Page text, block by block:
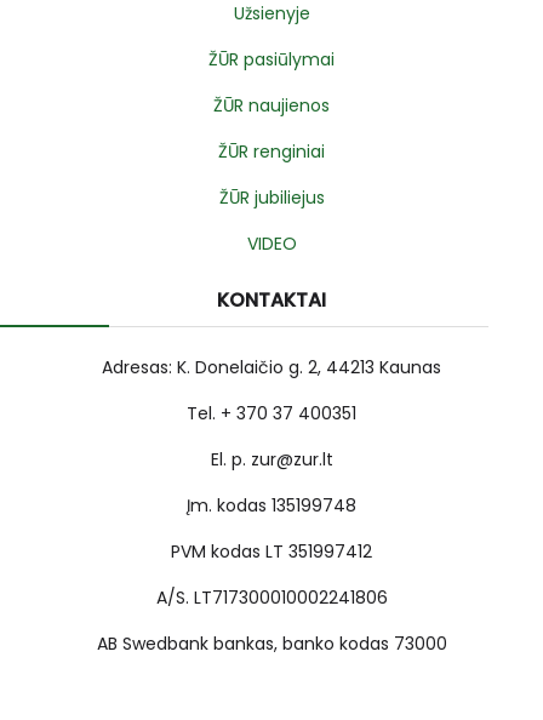
Užsienyje
ŽŪR pasiūlymai
ŽŪR naujienos
ŽŪR renginiai
ŽŪR jubiliejus
VIDEO
KONTAKTAI
Adresas: K. Donelaičio g. 2, 44213 Kaunas
Tel. + 370 37 400351
El. p. zur@zur.lt
Įm. kodas 135199748
PVM kodas LT 351997412
A/S. LT717300010002241806
AB Swedbank bankas, banko kodas 73000